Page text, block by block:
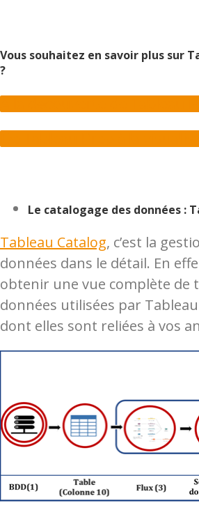
Vous souhaitez en savoir plus sur
?
Le catalogage des données :
Tableau Catalog, c’est la
données dans le détail. En
obtenir une vue complète de
données utilisées par
dont elles sont reliées à vos